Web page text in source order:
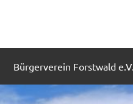
Bürgerverein Forstwald e.V.